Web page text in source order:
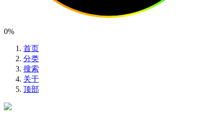
0%
首页
分类
搜索
关于
顶部